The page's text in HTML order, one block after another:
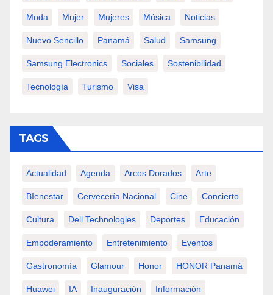
Moda Mujer Mujeres Música Noticias
Nuevo Sencillo Panamá Salud Samsung
Samsung Electronics Sociales Sostenibilidad
Tecnología Turismo Visa
TAGS
Actualidad Agenda Arcos Dorados Arte
BIenestar Cervecería Nacional Cine Concierto
Cultura Dell Technologies Deportes Educación
Empoderamiento Entretenimiento Eventos
Gastronomía Glamour Honor HONOR Panamá
Huawei IA Inauguración Información